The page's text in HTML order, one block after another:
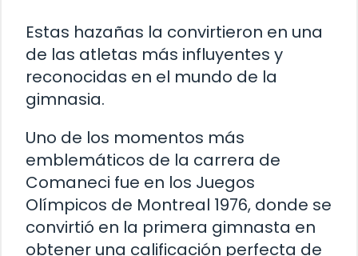
Estas hazañas la convirtieron en una
de las atletas más influyentes y
reconocidas en el mundo de la
gimnasia.
Uno de los momentos más
emblemáticos de la carrera de
Comaneci fue en los Juegos
Olímpicos de Montreal 1976, donde se
convirtió en la primera gimnasta en
obtener una calificación perfecta de